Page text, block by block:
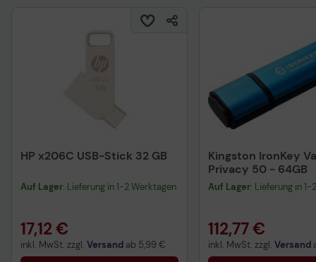
HP x206C USB-Stick 32 GB
Auf Lager: Lieferung in 1-2 Werktagen
17,12 €
inkl. MwSt. zzgl. Versand ab 5,99 €
Kingston IronKey
Privacy 50 - 64GB
Auf Lager: Lieferung in
112,77 €
inkl. MwSt. zzgl. Versand